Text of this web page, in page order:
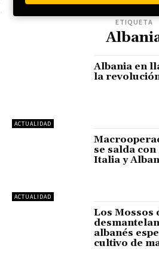
ETIQUETA
ACTUALIDAD
Albania en
la
ACTUALIDAD
se salda
Italia y
Los Mossos
albanés
cultivo de